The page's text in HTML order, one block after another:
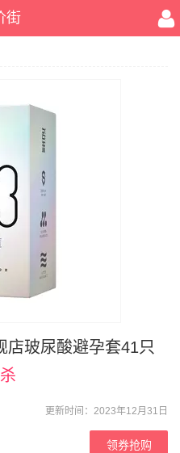
街
店玻尿酸避孕套41只
更新时间：2023年12月31日
领券抢购